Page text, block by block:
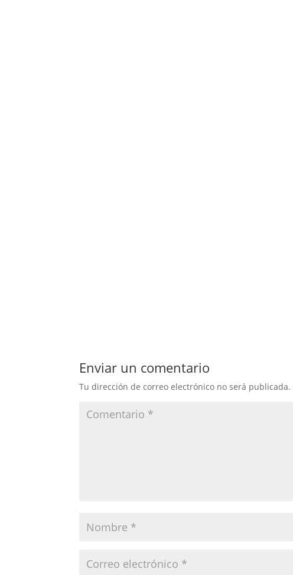
Enviar un comentario
Tu dirección de correo electrónico no será publicada.